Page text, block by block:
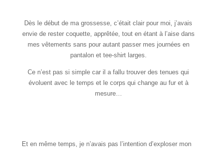
Dès le début de ma grossesse, c’était clair pour moi, j’avais
envie de rester coquette, apprêtée, tout en étant à l’aise dans
mes vêtements sans pour autant passer mes journées en
pantalon et tee-shirt larges.
Ce n’est pas si simple car il a fallu trouver des tenues qui
évoluent avec le temps et le corps qui change au fur et à
mesure…
Et en même temps, je n’avais pas l’intention d’exploser mon